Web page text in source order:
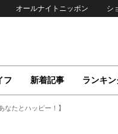
オールナイトニッポン シ
フ 新着記事 ランキン
たとハッピー！】